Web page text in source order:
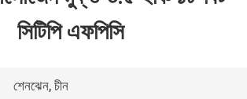
সিটিপি এফপিসি
শেনঝেন, চীন